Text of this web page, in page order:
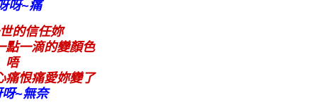
呀~痛
的信任妳
點一滴的變顏色
唔
痛恨痛愛妳變了
~無奈